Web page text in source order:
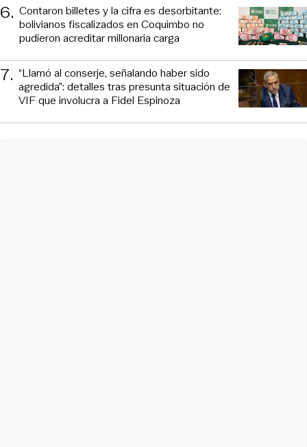
6. Contaron billetes y la cifra es desorbitante:
bolivianos fiscalizados en Coquimbo no
pudieron acreditar millonaria carga
7. “Llamó al conserje, señalando haber sido
agredida”: detalles tras presunta situación de
VIF que involucra a Fidel Espinoza